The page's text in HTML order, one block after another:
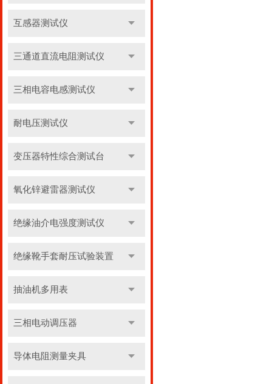
互感器测试仪
三通道直流电阻测试仪
三相电容电感测试仪
耐电压测试仪
变压器特性综合测试台
氧化锌避雷器测试仪
绝缘油介电强度测试仪
绝缘靴手套耐压试验装置
抽油机多用表
三相电动调压器
导体电阻测量夹具